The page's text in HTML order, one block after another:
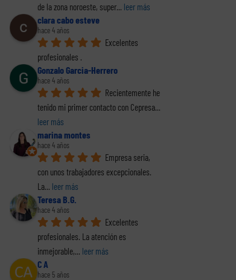
de la zona noroeste, super... leer más
clara cabo esteve
hace 4 años
Excelentes
profesionales .
Gonzalo Garcia-Herrero
hace 4 años
Recientemente he
tenido mi primer contacto con Cepresa
leer más
marina montes
hace 4 años
Empresa seria,
con unos trabajadores excepcionales.
La... leer más
Teresa B.G.
hace 4 años
Excelentes
profesionales. La atención es
inmejorable,... leer más
C A
hace 5 años